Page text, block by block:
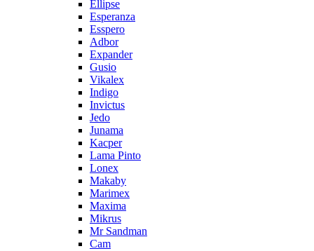
Ellipse
Esperanza
Esspero
Adbor
Expander
Gusio
Vikalex
Indigo
Invictus
Jedo
Junama
Kacper
Lama Pinto
Lonex
Makaby
Marimex
Maxima
Mikrus
Mr Sandman
Cam